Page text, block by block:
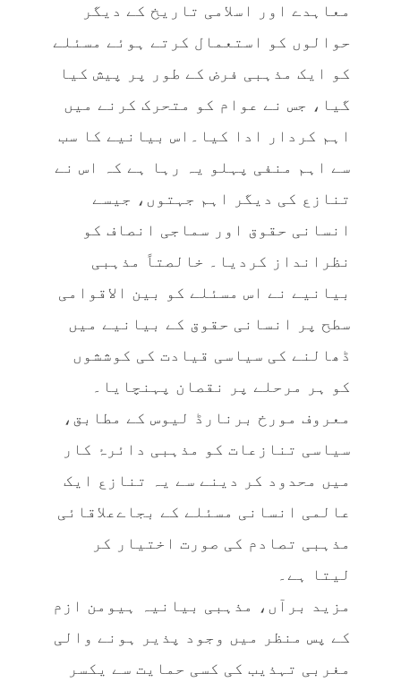
معاہدے اور اسلامی تاریخ کے دیگر
حوالوں کو استعمال کرتے ہوئے مسئلے
کو ایک مذہبی فرض کے طور پر پیش کیا
گیا، جس نے عوام کو متحرک کرنے میں
اہم کردار ادا کیا۔اس بیانیے کا سب
سے اہم منفی پہلو یہ رہا ہے کہ اس نے
تنازع کی دیگر اہم جہتوں، جیسے
انسانی حقوق اور سماجی انصاف کو
نظرانداز کردیا۔ خالصتاً مذہبی
بیانیے نے اس مسئلے کو بین الاقوامی
سطح پر انسانی حقوق کے بیانیے میں
ڈھالنے کی سیاسی قیادت کی کوششوں
کو ہر مرحلے پر نقصان پہنچایا۔
معروف مورخ برنارڈ لیوس کے مطابق،
سیاسی تنازعات کو مذہبی دائرۂ کار
میں محدود کر دینے سے یہ تنازع ایک
عالمی انسانی مسئلے کے بجاےعلاقائی
مذہبی تصادم کی صورت اختیار کر
لیتا ہے۔
مزید برآں، مذہبی بیانیہ ہیومن ازم
کے پس منظر میں وجود پذیر ہونے والی
مغربی تہذیب کی کسی حمایت سے یکسر